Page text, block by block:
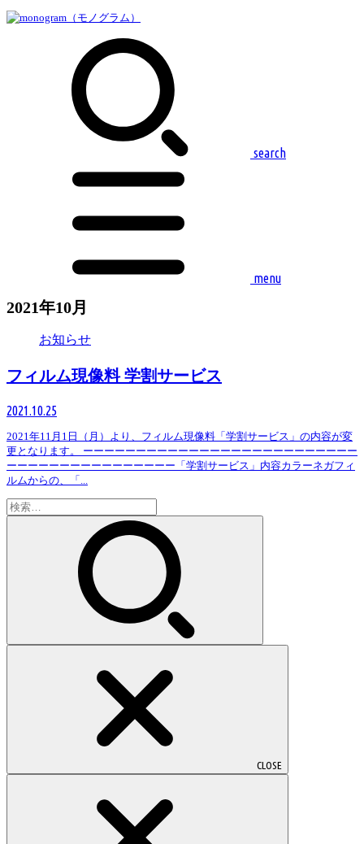
search
menu
2021年10月
お知らせ
フィルム現像料 学割サービス
2021.10.25
2021年11月1日（月）より、フィルム現像料「学割サービス」の内容が変
更となります。 ーーーーーーーーーーーーーーーーーーーーーーーーーー
ーーーーーーーーーーーーーーーー「学割サービス」内容カラーネガフィ
ルムからの、「...
検
索:
CLOSE